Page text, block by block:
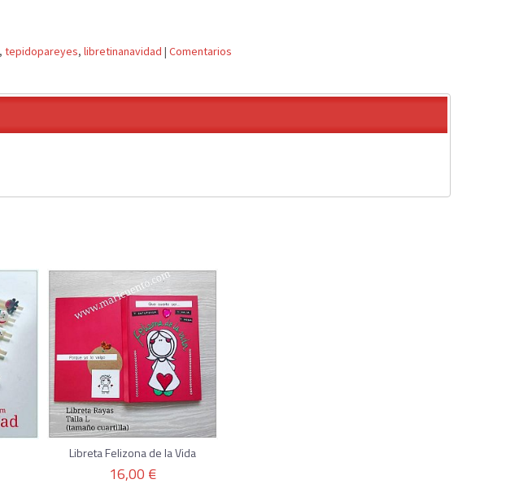
tepidopareyes libretinanavidad | Comentarios
Libreta Felizona de la Vida
16,00 €